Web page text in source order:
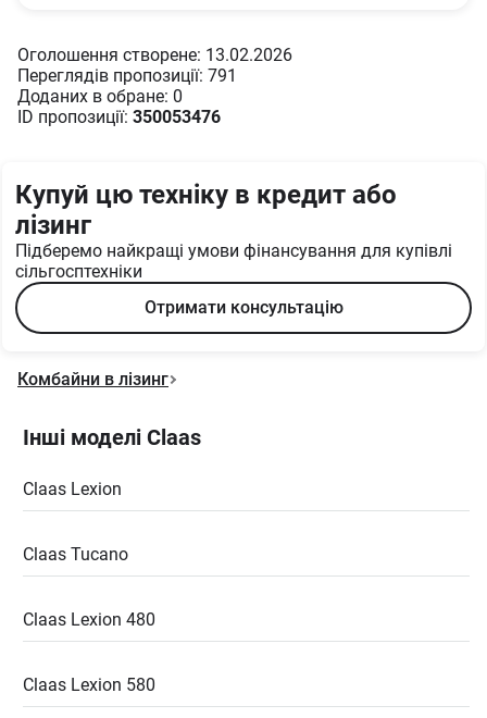
Оголошення створене: 13.02.2026
Переглядів пропозиції: 791
Доданих в oбране: 0
ID пропозиції: 350053476
Купуй цю техніку в кредит або
лізинг
Підберемо найкращі умови фінансування для купівлі
сільгосптехніки
Отримати консультацію
Комбайни в лізинг
Інші моделі Claas
Claas Lexion
Claas Tucano
Claas Lexion 480
Claas Lexion 580